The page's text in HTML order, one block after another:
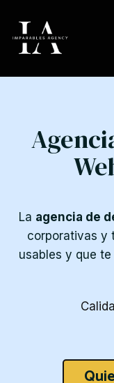
contenido
La agencia de
corporativas y
usables y que